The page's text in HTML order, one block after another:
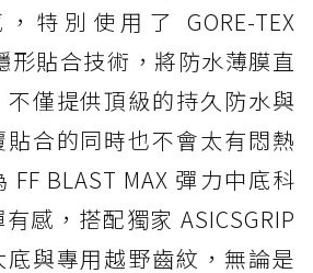
特別使用了 GORE-TEX
形貼合技術，將防水薄膜直
僅提供頂級的持久防水與
合的同時也不會太有悶熱
BLAST MAX 彈力中底科
感，搭配獨家 ASICSGRIP
與專用越野齒紋，無論是